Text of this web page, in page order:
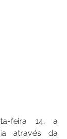
feira 14, a
através da